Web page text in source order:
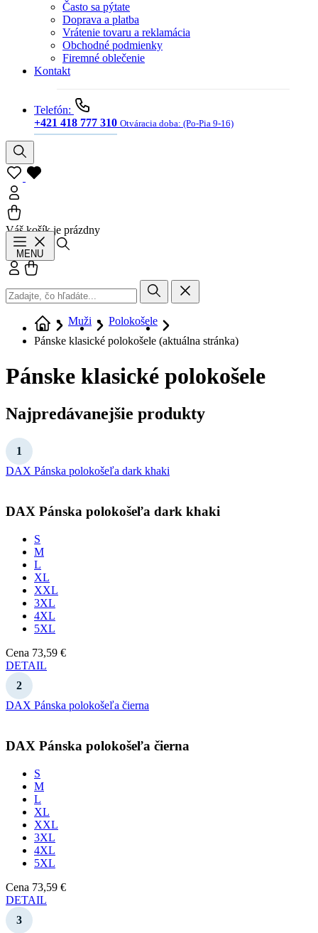
Často sa pýtate
Doprava a platba
Vrátenie tovaru a reklamácia
Obchodné podmienky
Firemné oblečenie
Kontakt
Telefón:
+421 418 777 310 Otváracia doba: (Po-Pia 9-16)
Váš košík je prázdny
MENU
Prihlásiť sa
Muži
Polokošele
Pánske klasické polokošele (aktuálna stránka)
Pánske klasické polokošele
Najpredávanejšie produkty
DAX Pánska polokošeľa dark khaki
DAX Pánska polokošeľa dark khaki
S
M
L
XL
XXL
3XL
4XL
5XL
Cena 73,59 €
DETAIL
DAX Pánska polokošeľa čierna
DAX Pánska polokošeľa čierna
S
M
L
XL
XXL
3XL
4XL
5XL
Cena 73,59 €
DETAIL